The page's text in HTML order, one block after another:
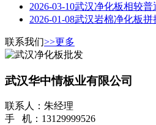
2026-03-10武汉净化板相较普
2026-01-08武汉岩棉净化板拼
联系我们>>更多
武汉华中情板业有限公司
联系人：朱经理
手 机：13129999526